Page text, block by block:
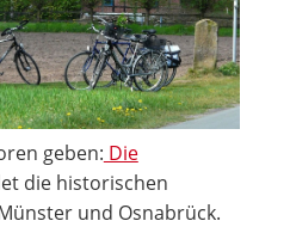
geben: Die
die historischen
und Osnabrück.